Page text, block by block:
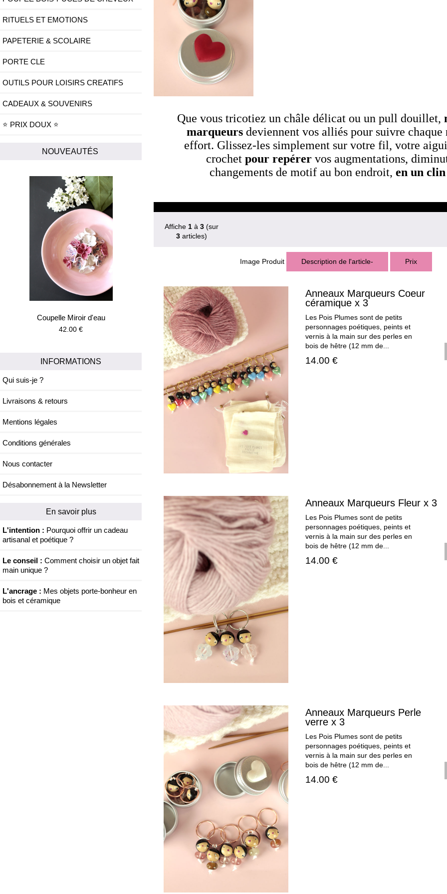
RITUELS ET EMOTIONS
PAPETERIE & SCOLAIRE
PORTE CLE
OUTILS POUR LOISIRS CREATIFS
CADEAUX & SOUVENIRS
⭐ PRIX DOUX ⭐
NOUVEAUTÉS
Coupelle Miroir d'eau
42.00 €
INFORMATIONS
Qui suis-je ?
Livraisons & retours
Mentions légales
Conditions générales
Nous contacter
Désabonnement à la Newsletter
En savoir plus
L'intention : Pourquoi offrir un cadeau
artisanal et poétique ?
Le conseil : Comment choisir un objet fait
main unique ?
L'ancrage : Mes objets porte-bonheur en
bois et céramique
Que vous tricotiez un châle délicat ou un pull douillet,
marqueurs deviennent vos alliés pour suivre chaque
effort. Glissez-les simplement sur votre fil, votre
crochet pour repérer vos augmentations,
changements de motif au bon endroit, en un
Affiche 1à 3(sur
3articles)
Image Produit Description de l'article- Prix
Anneaux Marqueurs Coeur
céramique x 3
Les Pois Plumes sont de petits
personnages poétiques, peints et
vernis à la main sur des perles en
bois de hêtre (12 mm de...
14.00 €
Anneaux Marqueurs Fleur x 3
Les Pois Plumes sont de petits
personnages poétiques, peints et
vernis à la main sur des perles en
bois de hêtre (12 mm de...
14.00 €
Anneaux Marqueurs Perle
verre x 3
Les Pois Plumes sont de petits
personnages poétiques, peints et
vernis à la main sur des perles en
bois de hêtre (12 mm de...
14.00 €